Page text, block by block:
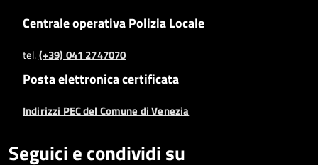
Centrale operativa Polizia Locale
tel.(+39) 041 2747070
Posta elettronica certificata
Indirizzi PEC del Comune di Venezia
Seguici e condividi su